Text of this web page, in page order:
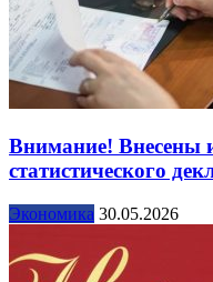
Внимание! Внесены
статистического
Экономика 30.05.2026